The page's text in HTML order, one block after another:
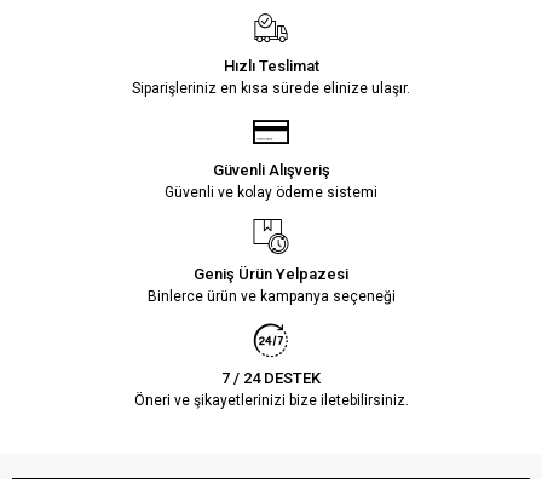
Hızlı Teslimat
Siparişleriniz en kısa sürede elinize ulaşır.
Güvenli Alışveriş
Güvenli ve kolay ödeme sistemi
Geniş Ürün Yelpazesi
Binlerce ürün ve kampanya seçeneği
7 / 24 DESTEK
Öneri ve şikayetlerinizi bize iletebilirsiniz.